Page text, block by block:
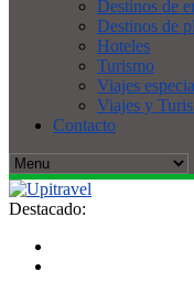
Destinos de
Destinos de
Hoteles
Turismo
Viajes
Viajes y
Contacto
Destacado: